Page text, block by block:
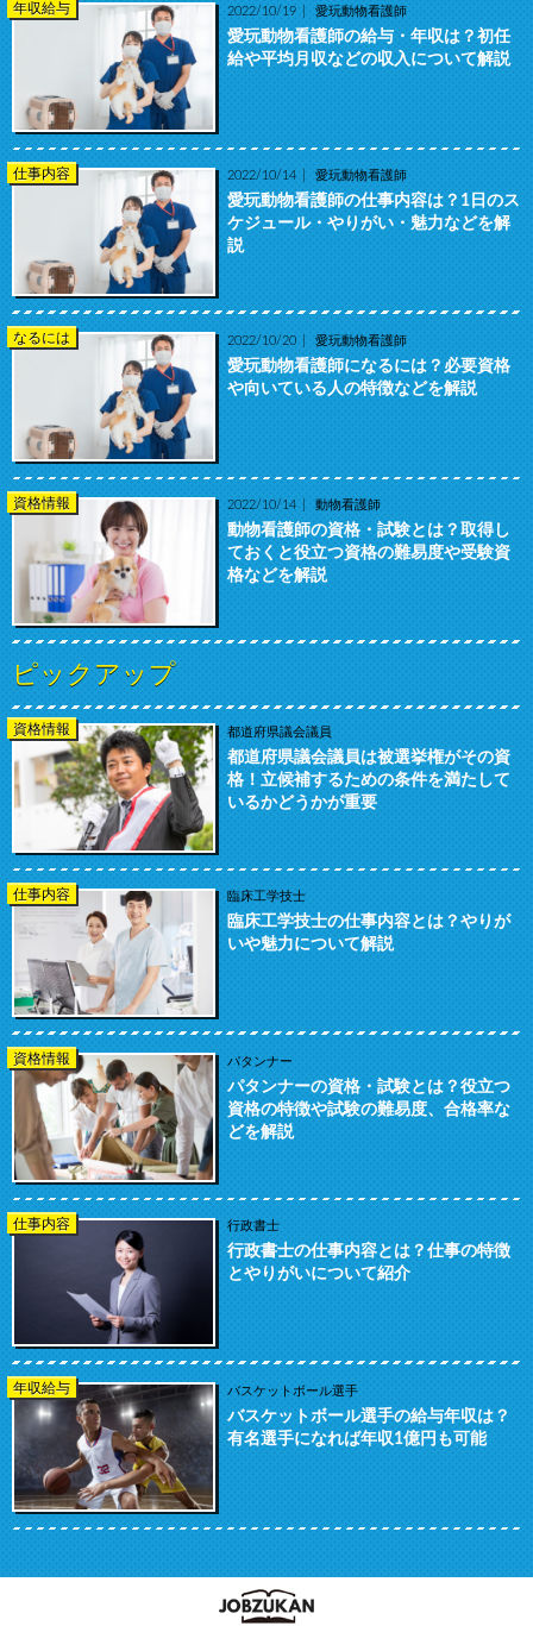
年収給与 2022/10/19 愛玩動物看護師
愛玩動物看護師の給与・年収は？初任
給や平均月収などの収入について解説
仕事内容 2022/10/14 愛玩動物看護師
愛玩動物看護師の仕事内容は？1日のス
ケジュール・やりがい・魅力などを解
説
なるには 2022/10/20 愛玩動物看護師
愛玩動物看護師になるには？必要資格
や向いている人の特徴などを解説
資格情報 2022/10/14 動物看護師
動物看護師の資格・試験とは？取得し
ておくと役立つ資格の難易度や受験資
格などを解説
ピックアップ
資格情報 都道府県議会議員
都道府県議会議員は被選挙権がその資
格！立候補するための条件を満たして
いるかどうかが重要
仕事内容 臨床工学技士
臨床工学技士の仕事内容とは？やりが
いや魅力について解説
資格情報 パタンナー
パタンナーの資格・試験とは？役立つ
資格の特徴や試験の難易度、合格率な
どを解説
仕事内容 行政書士
行政書士の仕事内容とは？仕事の特徴
とやりがいについて紹介
年収給与 バスケットボール選手
バスケットボール選手の給与年収は？
有名選手になれば年収1億円も可能